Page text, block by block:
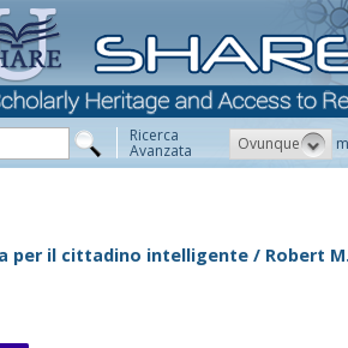
Ricerca
Avanzata Ovunque
per il cittadino intelligente / Robert